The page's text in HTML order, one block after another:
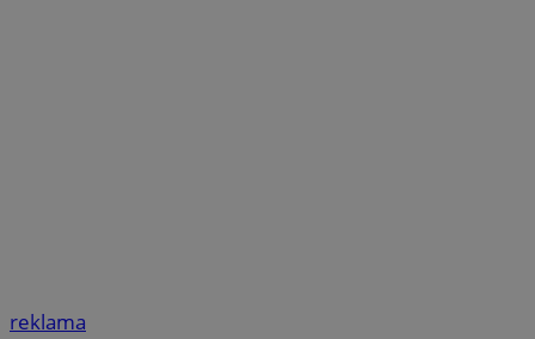
reklama